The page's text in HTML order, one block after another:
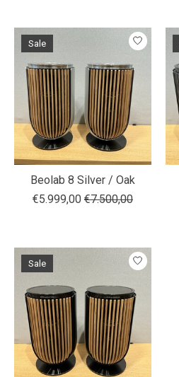
Sale
Beolab 8 Silver / Oak
€5.999,00 €7.500,00
Sale